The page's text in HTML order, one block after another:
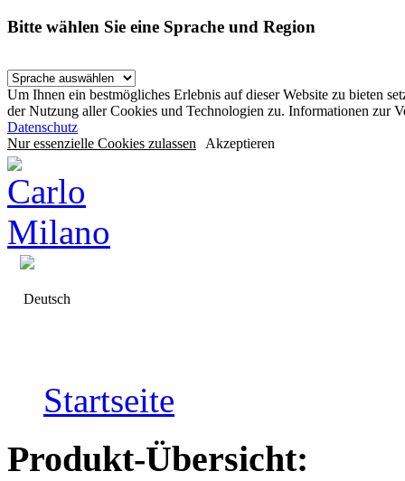
Bitte wählen Sie eine Sprache und Region
Um Ihnen ein bestmögliches Erlebnis auf dieser Website zu bieten
der Nutzung aller Cookies und Technologien zu. Informationen zur
Datenschutz
Nur essenzielle Cookies zulassen Akzeptieren
Deutsch
Startseite
Produkt-Übersicht: